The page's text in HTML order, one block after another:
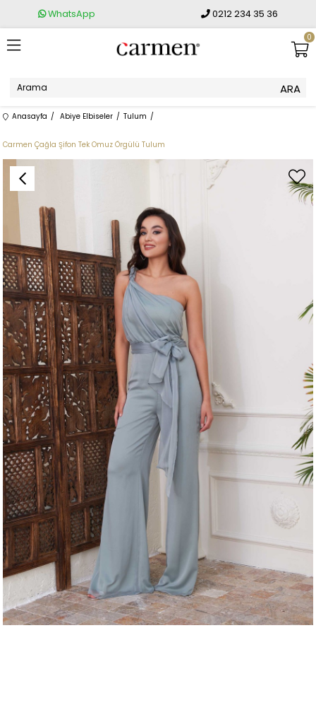
WhatsApp 0212 234 35 36
0
Anasayfa Abiye Elbiseler Tulum
Carmen Çağla Şifon Tek Omuz Örgülü Tulum